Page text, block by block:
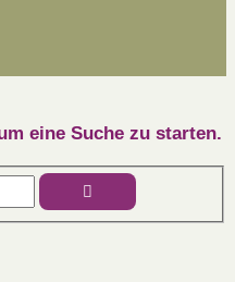
eine Suche zu starten.